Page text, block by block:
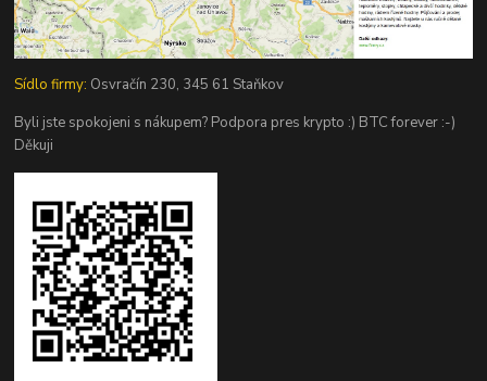
Sídlo firmy: Osvračín 230, 345 61 Staňkov
Byli jste spokojeni s nákupem? Podpora pres krypto :) BTC forever :-)
Děkuji